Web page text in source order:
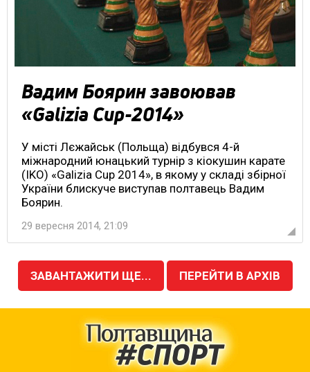
Вадим Боярин завоював
«Galizia Cup-2014»
У місті Лєжайськ (Польща) відбувся 4-й
міжнародний юнацький турнір з кіокушин карате
(IKO) «Galizia Cup 2014», в якому у складі збірної
України блискуче виступав полтавець Вадим
Боярин.
29 вересня 2014, 21:09
ЗАВАНТАЖИТИ ЩЕ... ПЕРЕЙТИ В АРХІВ